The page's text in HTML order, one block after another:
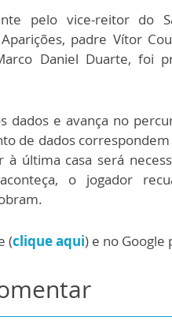
pelo vice-reitor do
padre Vítor
Daniel Duarte, foi
dados e avança no
de dados
à última casa será
o jogador
(clique aqui) e no Google